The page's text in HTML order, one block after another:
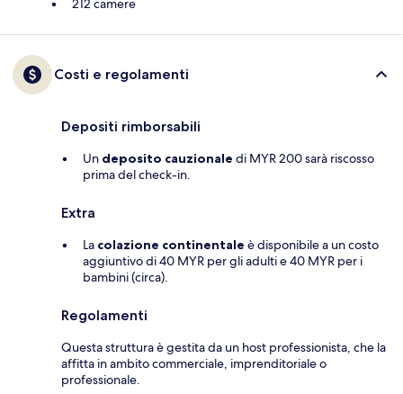
212 camere
Costi e regolamenti
Depositi rimborsabili
Un deposito cauzionale di MYR 200 sarà riscosso
prima del check-in.
Extra
La colazione continentale è disponibile a un costo
aggiuntivo di 40 MYR per gli adulti e 40 MYR per i
bambini (circa).
Regolamenti
Questa struttura è gestita da un host professionista, che la
affitta in ambito commerciale, imprenditoriale o
professionale.